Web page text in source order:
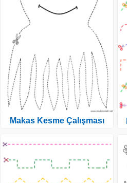
Makas Kesme Çalışması